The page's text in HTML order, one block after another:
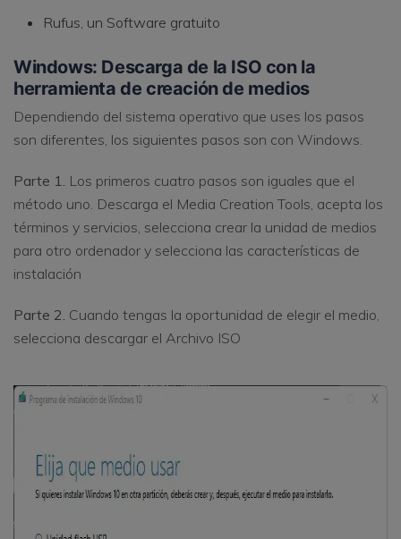
Rufus, un Software gratuito
Windows: Descarga de la ISO con la
herramienta de creación de medios
Dependiendo del sistema operativo que uses los pasos
son diferentes, los siguientes pasos son con Windows.
Parte 1. Los primeros cuatro pasos son iguales que el
método uno. Descarga el Media Creation Tools, acepta los
términos y servicios, selecciona crear la unidad de medios
para otro ordenador y selecciona las características de
instalación
Parte 2. Cuando tengas la oportunidad de elegir el medio,
selecciona descargar el Archivo ISO